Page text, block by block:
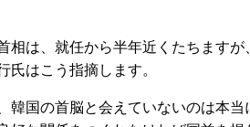
は、就任から半年近くたちますが
氏はこう指摘します。
韓国の首脳と会えていないのは本